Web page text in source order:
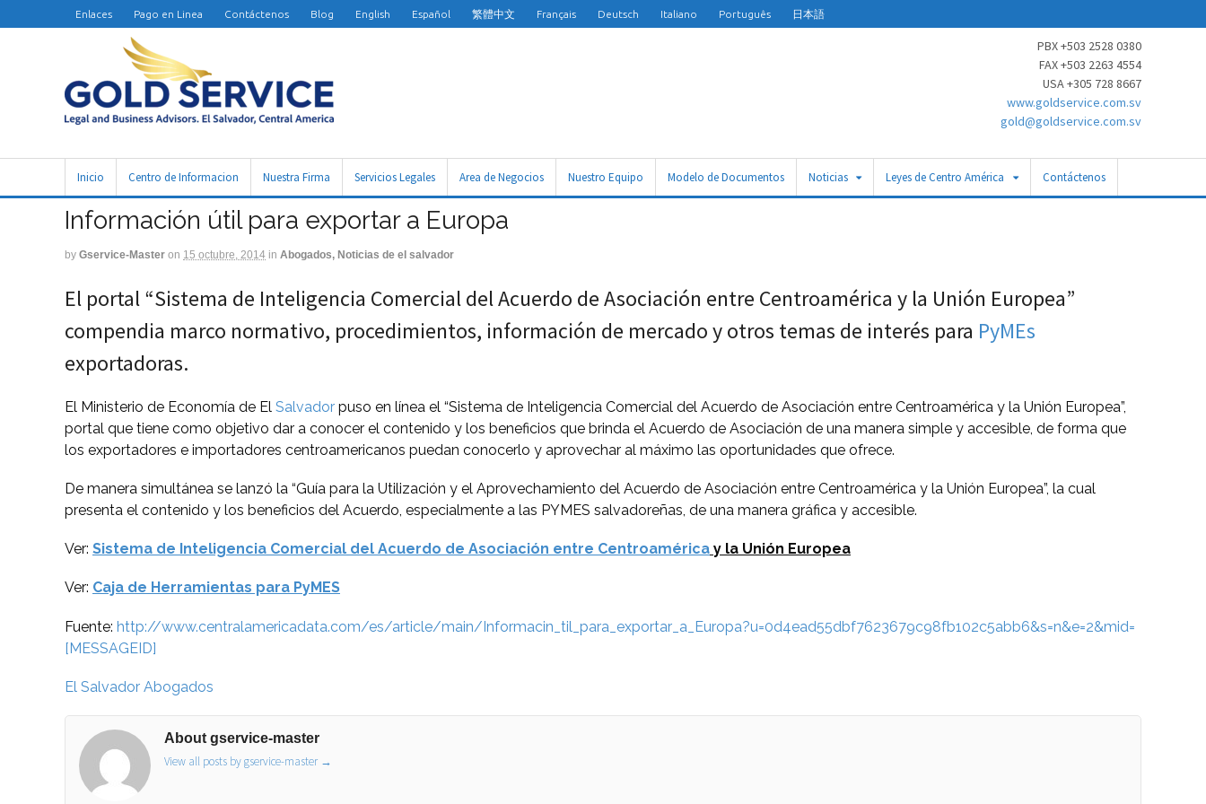
Enlaces Pago en Linea Contáctenos Blog English Español 繁體中文 Français Deutsch Italiano Português 日本語
PBX +503 2528 0380
FAX +503 2263 4554
USA +305 728 8667
www.goldservice.com.sv
gold@goldservice.com.sv
Inicio Centro de Informacion Nuestra Firma Servicios Legales Area de Negocios Nuestro Equipo Modelo de Documentos Noticias Leyes de Centro América Contáctenos
Información útil para exportar a Europa
by Gservice-Master on 15 octubre, 2014 in Abogados, Noticias de el salvador
El portal “Sistema de Inteligencia Comercial del Acuerdo de Asociación entre Centroamérica y la Unión Europea”
compendia marco normativo, procedimientos, información de mercado y otros temas de interés para PyMEs
exportadoras.
El Ministerio de Economía de El Salvador puso en línea el “Sistema de Inteligencia Comercial del Acuerdo de Asociación entre Centroamérica y la Unión Europea”,
portal que tiene como objetivo dar a conocer el contenido y los beneficios que brinda el Acuerdo de Asociación de una manera simple y accesible, de forma que
los exportadores e importadores centroamericanos puedan conocerlo y aprovechar al máximo las oportunidades que ofrece.
De manera simultánea se lanzó la “Guía para la Utilización y el Aprovechamiento del Acuerdo de Asociación entre Centroamérica y la Unión Europea”, la cual
presenta el contenido y los beneficios del Acuerdo, especialmente a las PYMES salvadoreñas, de una manera gráfica y accesible.
Ver: Sistema de Inteligencia Comercial del Acuerdo de Asociación entre Centroamérica y la Unión Europea
Ver: Caja de Herramientas para PyMES
Fuente: http://www.centralamericadata.com/es/article/main/Informacin_til_para_exportar_a_Europa?u=0d4ead55dbf7623679c98fb102c5abb6&s=n&e=2&mid=
[MESSAGEID]
El Salvador Abogados
About gservice-master
View all posts by gservice-master →